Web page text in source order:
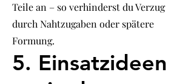
Teile an – so verhinderst du Verzug
durch Nahtzugaben oder spätere
Formung.
5. Einsatzideen